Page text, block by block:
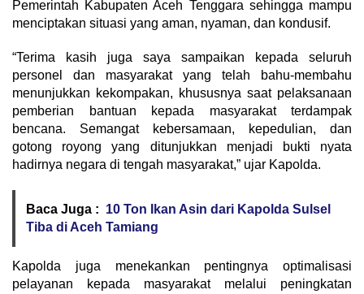
Pemerintah Kabupaten Aceh Tenggara sehingga mampu
menciptakan situasi yang aman, nyaman, dan kondusif.
“Terima kasih juga saya sampaikan kepada seluruh
personel dan masyarakat yang telah bahu-membahu
menunjukkan kekompakan, khususnya saat pelaksanaan
pemberian bantuan kepada masyarakat terdampak
bencana. Semangat kebersamaan, kepedulian, dan
gotong royong yang ditunjukkan menjadi bukti nyata
hadirnya negara di tengah masyarakat,” ujar Kapolda.
Baca Juga : 10 Ton Ikan Asin dari Kapolda Sulsel
Tiba di Aceh Tamiang
Kapolda juga menekankan pentingnya optimalisasi
pelayanan kepada masyarakat melalui peningkatan